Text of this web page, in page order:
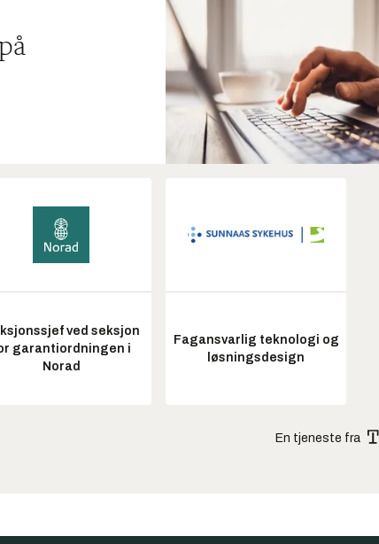
ved seksjon
garantiordningen i
Norad
Fagansvarlig teknologi og
løsningsdesign
En tjeneste fra